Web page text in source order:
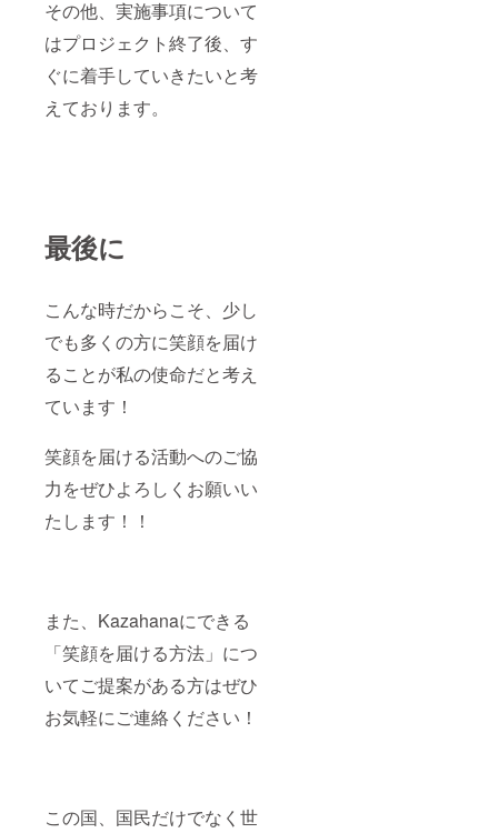
その他、実施事項について
はプロジェクト終了後、す
ぐに着手していきたいと考
えております。
最後に
こんな時だからこそ、少し
でも多くの方に笑顔を届け
ることが私の使命だと考え
ています！
笑顔を届ける活動へのご協
力をぜひよろしくお願いい
たします！！
また、Kazahanaにできる
「笑顔を届ける方法」につ
いてご提案がある方はぜひ
お気軽にご連絡ください！
この国、国民だけでなく世